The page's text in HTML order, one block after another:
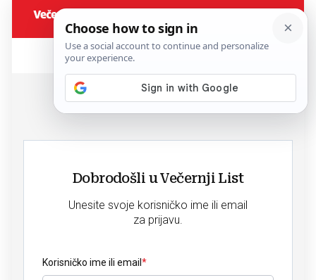
Dobrodošli u Večernji List
Unesite svoje korisničko ime ili email
za prijavu.
Korisničko ime ili email